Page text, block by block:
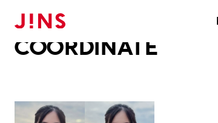
メガネのJINS TOP
COORDINATE